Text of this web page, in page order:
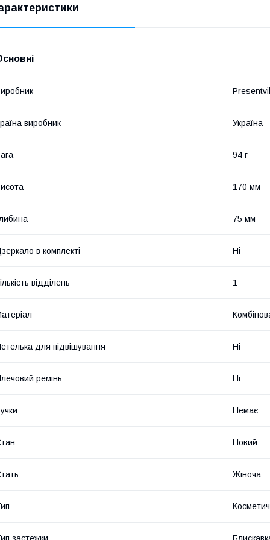
виробник Україна
94 г
170 мм
75 мм
в комплекті Ні
відділень 1
для підвішування Ні
ремінь Ні
Немає
Новий
Жіноча
застежки